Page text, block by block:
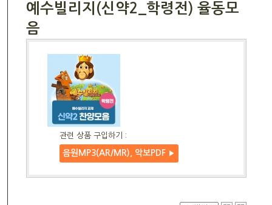
예수빌리지(신약2_학령전) 율동모
음
관련 상품 구입하기 :
음원MP3(AR/MR), 악보PDF ▶